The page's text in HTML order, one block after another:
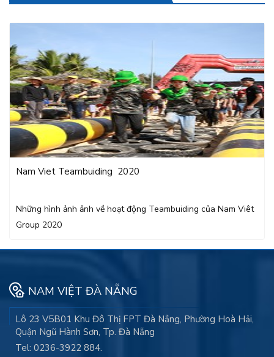
Nam Viet Teambuiding 2020
Những hình ảnh ảnh về hoạt động Teambuiding của Nam Viêt
Group 2020
NAM VIỆT ĐÀ NẴNG
Lô 23 V5B01 Khu Đô Thị FPT Đà Nẳng, Phường Hoà Hải,
Quận Ngũ Hành Sơn, Tp. Đà Nẵng
Tel: 0236-3922 884.